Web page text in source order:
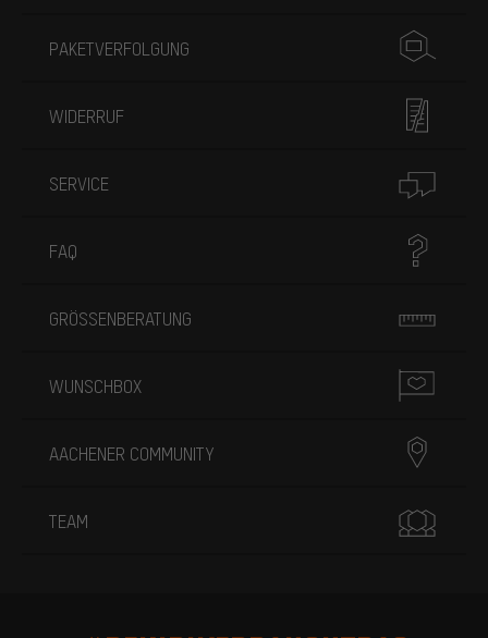
PAKETVERFOLGUNG
WIDERRUF
SERVICE
FAQ
GRÖSSENBERATUNG
WUNSCHBOX
AACHENER COMMUNITY
TEAM